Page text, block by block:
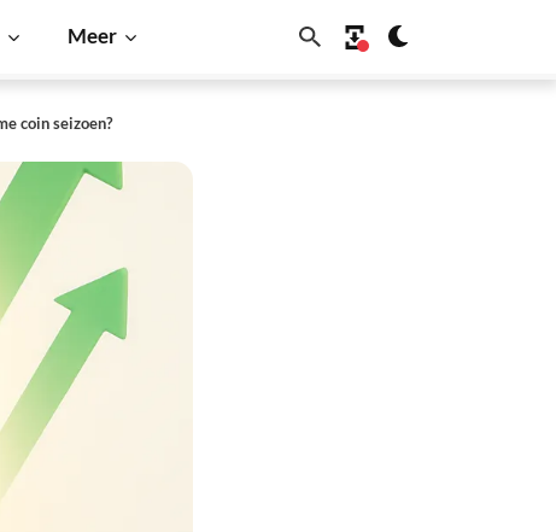
Meer
coin seizoen?